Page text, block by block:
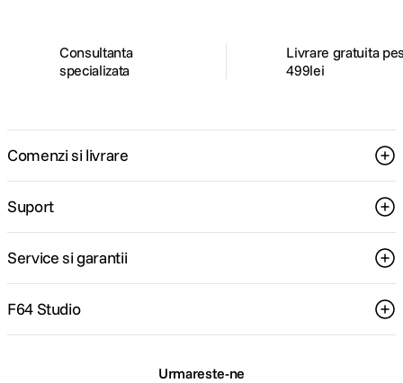
Consultanta
specializata
Livrare gratuita
499lei
Comenzi si livrare
Suport
Service si garantii
F64 Studio
Urmareste-ne